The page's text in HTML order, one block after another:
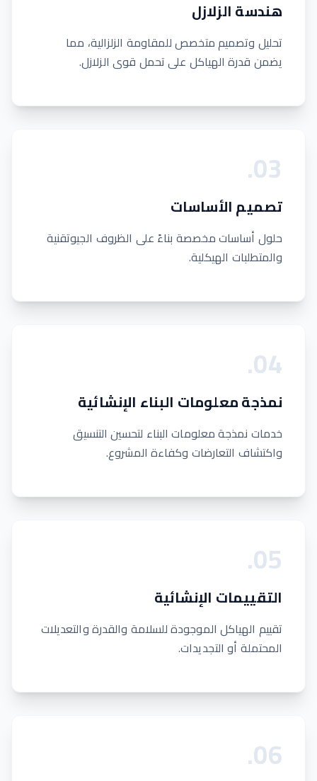
هندسة الزلازل
تحليل وتصميم متخصص للمقاومة الزلزالية، مما
يضمن قدرة الهياكل على تحمل قوى الزلازل.
03
.
تصميم الأساسات
حلول أساسات مخصصة بناءً على الظروف الجيوتقنية
والمتطلبات الهيكلية.
04
.
نمذجة معلومات البناء الإنشائية
خدمات نمذجة معلومات البناء لتحسين التنسيق
واكتشاف التعارضات وكفاءة المشروع.
05
.
التقييمات الإنشائية
تقييم الهياكل الموجودة للسلامة والقدرة والتعديلات
المحتملة أو التجديدات.
06
.